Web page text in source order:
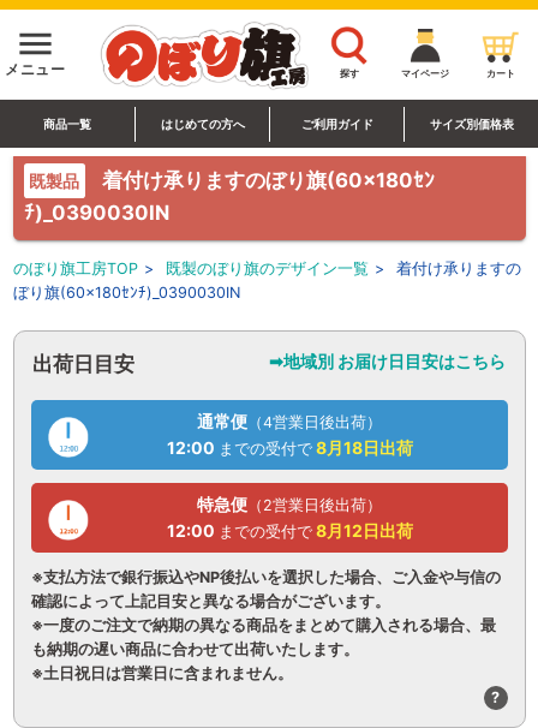
menu
メニュー 探す マイページ カート
商品一覧 はじめての方へ ご利用ガイド サイズ別価格表
既製品
着付け承りますのぼり旗(60×180ｾﾝ
ﾁ)_0390030IN
のぼり旗工房TOP > 既製のぼり旗のデザイン一覧 >
着付け承りますの
ぼり旗(60×180ｾﾝﾁ)_0390030IN
出荷日目安 ➡地域別 お届け日目安はこちら
通常便 （4営業日後出荷）
12:00 までの受付で 8月18日出荷
特急便 （2営業日後出荷）
12:00 までの受付で 8月12日出荷
※支払方法で銀行振込やNP後払いを選択した場合、ご入金や与信の
確認によって上記目安と異なる場合がございます。
※一度のご注文で納期の異なる商品をまとめて購入される場合、最
も納期の遅い商品に合わせて出荷いたします。
※土日祝日は営業日に含まれません。
?